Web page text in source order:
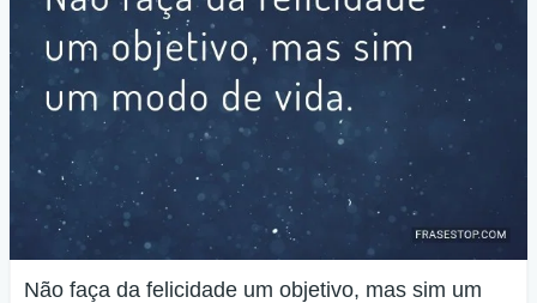
Não faça da felicidade um objetivo, mas sim um